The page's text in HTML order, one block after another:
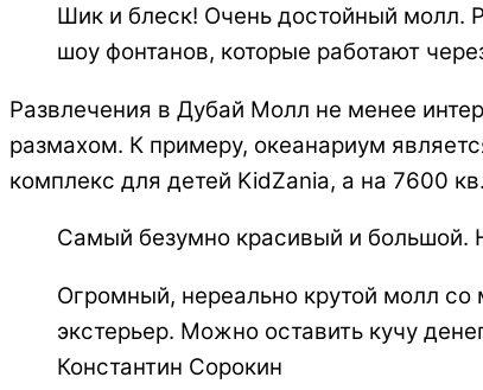
Шик и блеск! Очень достойный молл.
шоу фонтанов, которые работают
Развлечения в Дубай Молл не менее
размахом. К примеру, океанариум
комплекс для детей KidZania, а на 7600
Самый безумно красивый и большой.
Огромный, нереально крутой молл
экстерьер. Можно оставить кучу
Константин Сорокин